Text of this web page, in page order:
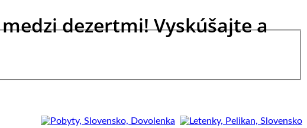
dezertmi! Vyskúšajte a